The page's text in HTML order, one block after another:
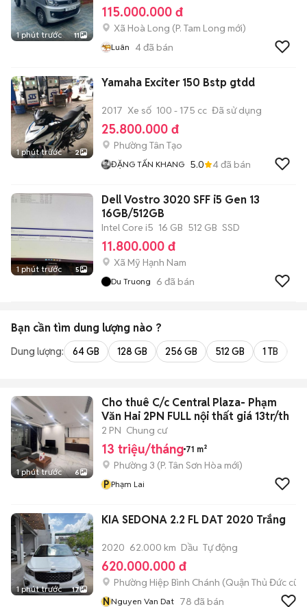
1 phút trước 11
115.000.000 đ
Xã Hoà Long (P. Tam Long mới)
Luân 4đã bán
1 phút trước 2
Yamaha Exciter 150 Bstp gtdd
2017 Xe số 100 - 175 cc Đã sử dụng
25.800.000 đ
Phường Tân Tạo
ĐẶNG TẤN KHANG 5.0 4đã bán
1 phút trước 5
Dell Vostro 3020 SFF i5 Gen 13
16GB/512GB
Intel Core i5 16 GB 512 GB SSD
11.800.000 đ
Xã Mỹ Hạnh Nam
Du Truong 6 đã bán
Bạn cần tìm dung lượng nào ?
Dung lượng: 64 GB 128 GB 256 GB 512 GB 1 TB
1 phút trước 6
Cho thuê C/c Central Plaza- Phạm
Văn Hai 2PN FULL nội thất giá 13tr/th
2 PN Chung cư
13 triệu/tháng 71 m²
Phường 3 (P. Tân Sơn Hòa mới)
P Phạm Lai
1 phút trước 17
KIA SEDONA 2.2 FL DAT 2020 Trắng
2020 62.000 km Dầu Tự động
620.000.000 đ
Phường Hiệp Bình Chánh (Quận Thủ Đức cũ)
NNguyen Van Dat 78 đã bán